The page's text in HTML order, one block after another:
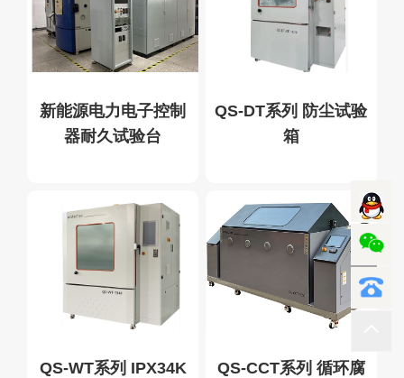
新能源电力电子控制
器耐久试验台
QS-DT系列 防尘试验
箱
QS-WT系列 IPX34K
QS-CCT系列 循环腐